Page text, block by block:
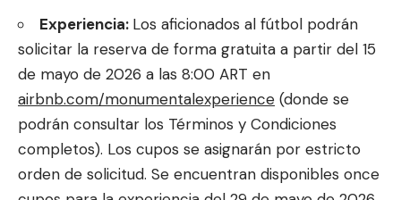
Experiencia: Los aficionados al fútbol podrán
solicitar la reserva de forma gratuita a partir del 15
de mayo de 2026 a las 8:00 ART en
airbnb.com/monumentalexperience (donde se
podrán consultar los Términos y Condiciones
completos). Los cupos se asignarán por estricto
orden de solicitud. Se encuentran disponibles once